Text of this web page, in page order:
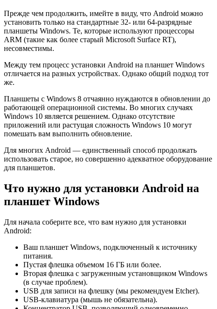
Прежде чем продолжить, имейте в виду, что Android можно
установить только на стандартные 32- или 64-разрядные
планшеты Windows. Те, которые используют процессоры
ARM (такие как более старый Microsoft Surface RT),
несовместимы.
Между тем процесс установки Android на планшет Windows
отличается на разных устройствах. Однако общий подход тот
же.
Планшеты с Windows 8 отчаянно нуждаются в обновлении до
работающей операционной системы. Во многих случаях
Windows 10 является решением. Однако отсутствие
приложений или растущая сложность Windows 10 могут
помешать вам выполнить обновление.
Для многих Android — единственный способ продолжать
использовать старое, но совершенно адекватное оборудование
для планшетов.
Что нужно для установки Android на
планшет Windows
Для начала соберите все, что вам нужно для установки
Android:
Ваш планшет Windows, подключенный к источнику
питания.
Пустая флешка объемом 16 ГБ или более.
Вторая флешка с загруженным установщиком Windows
(в случае проблем).
USB для записи на флешку (мы рекомендуем Etcher).
USB-клавиатура (мышь не обязательна).